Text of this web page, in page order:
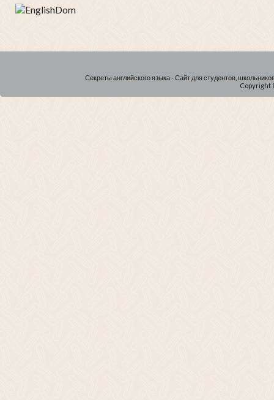
Секреты английского языка - Сайт для студентов,
Copyright